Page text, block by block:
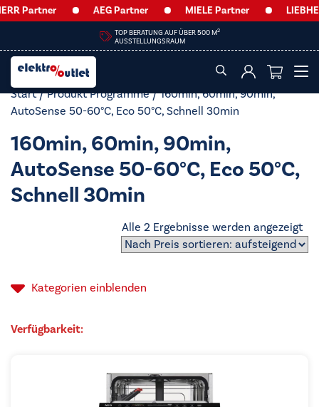
Partner AEG Partner MIELE Partner
TOP BERATUNG AUF ÜBER 500 M2
AUSSTELLUNGSRAUM
Start/ Produkt Programme / 160min, 60min, 90min,
AutoSense 50-60°C, Eco 50°C, Schnell 30min
160min, 60min, 90min,
AutoSense 50-60°C, Eco 50°C,
Schnell 30min
Alle 2 Ergebnisse werden angezeigt
Kategorien einblenden
Verfügbarkeit: